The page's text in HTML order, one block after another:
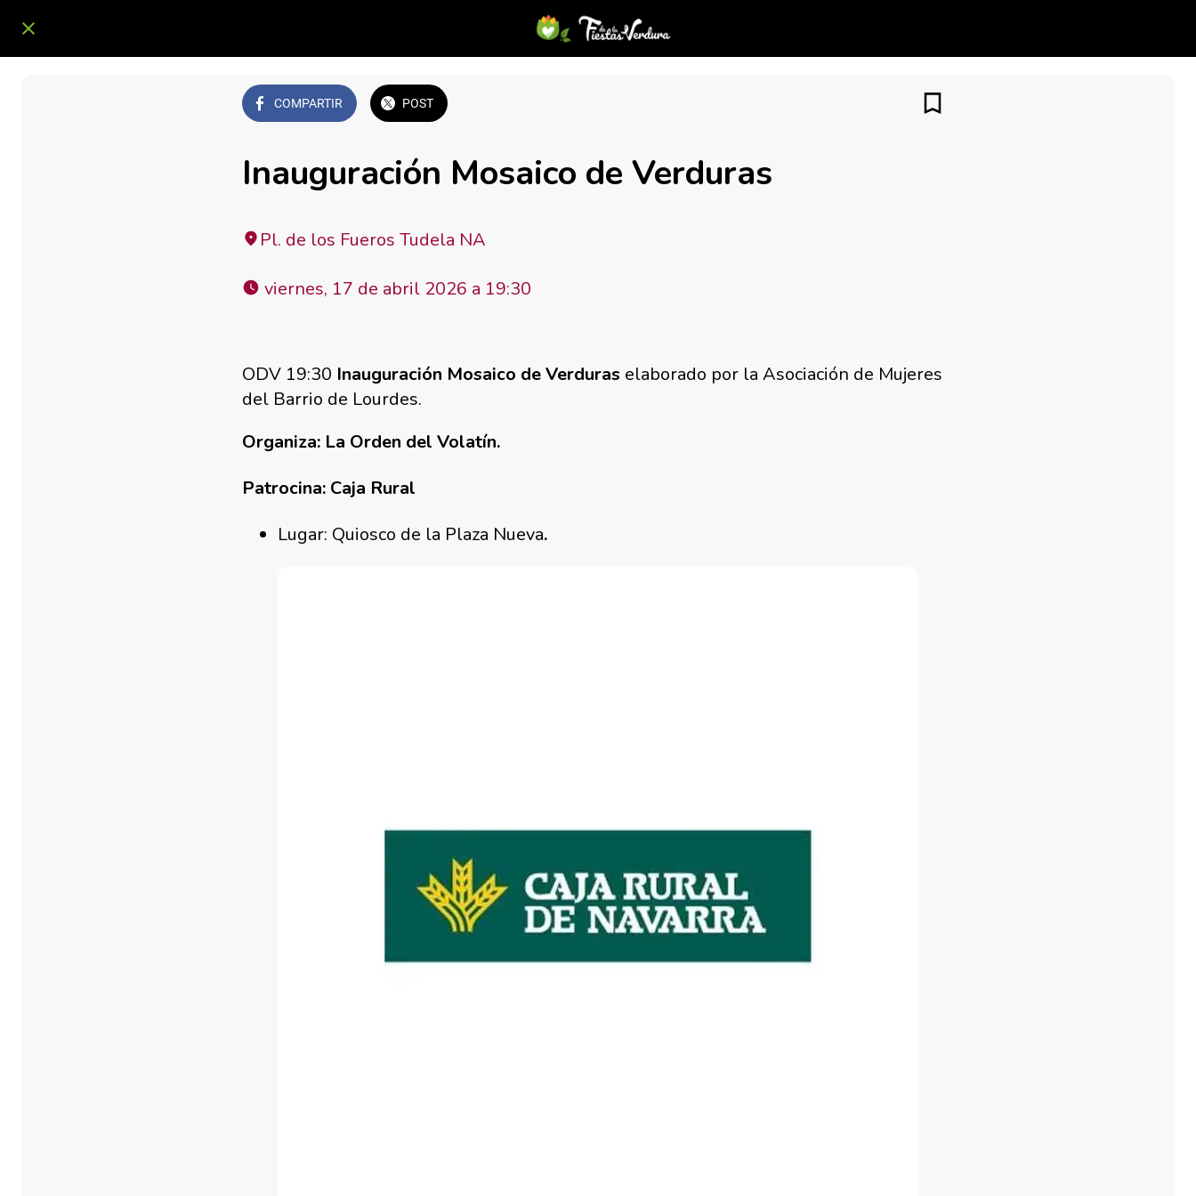
COMPARTIR POST
Inauguración Mosaico de Verduras
Pl. de los Fueros Tudela NA
viernes, 17 de abril 2026 a 19:30
ODV 19:30 Inauguración Mosaico de Verduras elaborado por la Asociación de Mujeres
del Barrio de Lourdes.
Organiza: La Orden del Volatín.
Patrocina: Caja Rural
Lugar: Quiosco de la Plaza Nueva.